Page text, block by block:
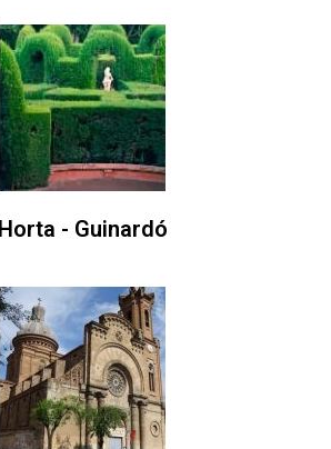
Horta - Guinardó